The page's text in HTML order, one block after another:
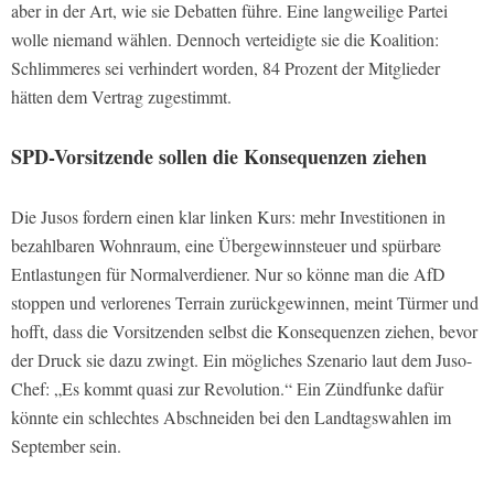
aber in der Art, wie sie Debatten führe. Eine langweilige Partei
wolle niemand wählen. Dennoch verteidigte sie die Koalition:
Schlimmeres sei verhindert worden, 84 Prozent der Mitglieder
hätten dem Vertrag zugestimmt.
SPD-Vorsitzende sollen die Konsequenzen ziehen
Die Jusos fordern einen klar linken Kurs: mehr Investitionen in
bezahlbaren Wohnraum, eine Übergewinnsteuer und spürbare
Entlastungen für Normalverdiener. Nur so könne man die AfD
stoppen und verlorenes Terrain zurückgewinnen, meint Türmer und
hofft, dass die Vorsitzenden selbst die Konsequenzen ziehen, bevor
der Druck sie dazu zwingt. Ein mögliches Szenario laut dem Juso-
Chef: „Es kommt quasi zur Revolution.“ Ein Zündfunke dafür
könnte ein schlechtes Abschneiden bei den Landtagswahlen im
September sein.